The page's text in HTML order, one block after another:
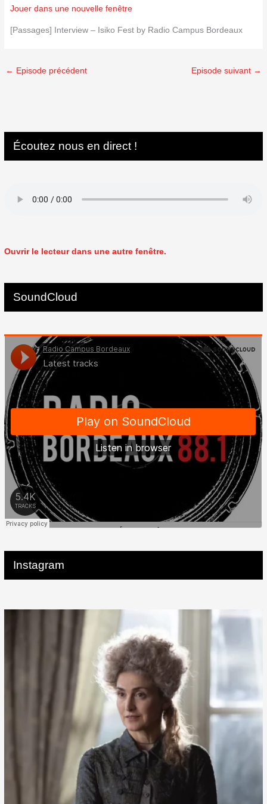
Jouer dans une nouvelle fenêtre
[Passages] Interview – Isiko Fest by Radio Campus Bordeaux
← Episode précédent Episode suivant →
Écoutez nous en direct !
Ouvrir le lecteur dans une autre fenêtre.
SoundCloud
Instagram